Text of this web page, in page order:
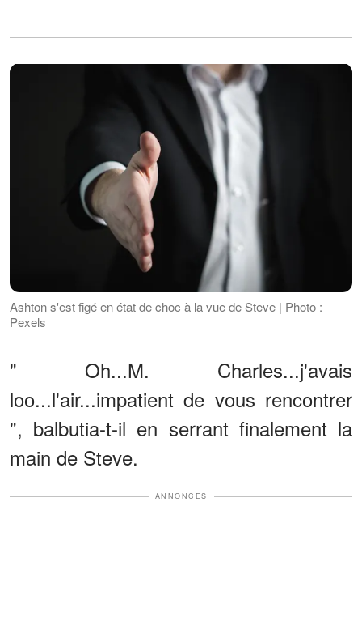
Ashton s'est figé en état de choc à la vue de Steve | Photo :
Pexels
" Oh...M. Charles...j'avais
loo...l'air...impatient de vous rencontrer
", balbutia-t-il en serrant finalement la
main de Steve.
ANNONCES